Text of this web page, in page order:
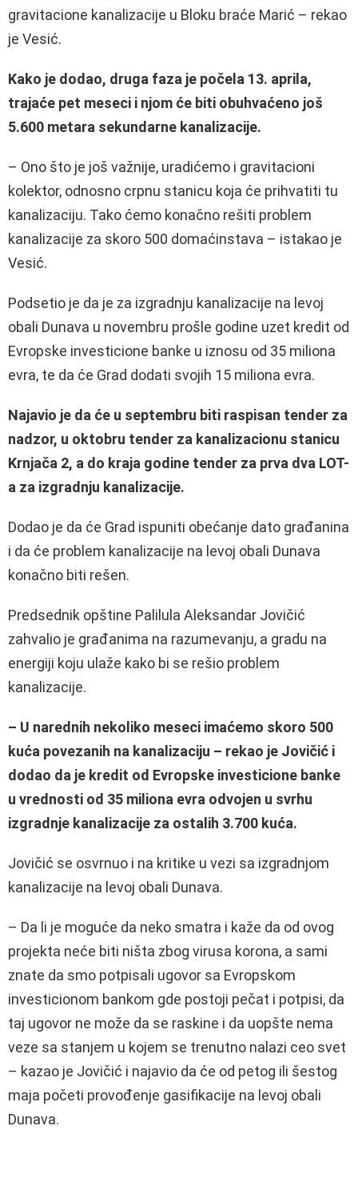
gravitacione kanalizacije u Bloku braće Marić – rekao
je Vesić.
Kako je dodao, druga faza je počela 13. aprila,
trajaće pet meseci i njom će biti obuhvaćeno još
5.600 metara sekundarne kanalizacije.
– Ono što je još važnije, uradićemo i gravitacioni
kolektor, odnosno crpnu stanicu koja će prihvatiti tu
kanalizaciju. Tako ćemo konačno rešiti problem
kanalizacije za skoro 500 domaćinstava – istakao je
Vesić.
Podsetio je da je za izgradnju kanalizacije na levoj
obali Dunava u novembru prošle godine uzet kredit od
Evropske investicione banke u iznosu od 35 miliona
evra, te da će Grad dodati svojih 15 miliona evra.
Najavio je da će u septembru biti raspisan tender za
nadzor, u oktobru tender za kanalizacionu stanicu
Krnjača 2, a do kraja godine tender za prva dva LOT-
a za izgradnju kanalizacije.
Dodao je da će Grad ispuniti obećanje dato građanina
i da će problem kanalizacije na levoj obali Dunava
konačno biti rešen.
Predsednik opštine Palilula Aleksandar Jovičić
zahvalio je građanima na razumevanju, a gradu na
energiji koju ulaže kako bi se rešio problem
kanalizacije.
– U narednih nekoliko meseci imaćemo skoro 500
kuća povezanih na kanalizaciju – rekao je Jovičić i
dodao da je kredit od Evropske investicione banke
u vrednosti od 35 miliona evra odvojen u svrhu
izgradnje kanalizacije za ostalih 3.700 kuća.
Jovičić se osvrnuo i na kritike u vezi sa izgradnjom
kanalizacije na levoj obali Dunava.
– Da li je moguće da neko smatra i kaže da od ovog
projekta neće biti ništa zbog virusa korona, a sami
znate da smo potpisali ugovor sa Evropskom
investicionom bankom gde postoji pečat i potpisi, da
taj ugovor ne može da se raskine i da uopšte nema
veze sa stanjem u kojem se trenutno nalazi ceo svet
– kazao je Jovičić i najavio da će od petog ili šestog
maja početi provođenje gasifikacije na levoj obali
Dunava.